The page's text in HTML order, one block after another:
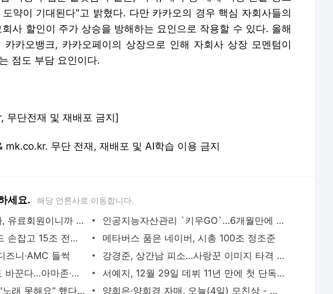
약이 기대된다"고 밝혔다. 다만 카카오의 경우 핵심 자회사들의
사 할인이 주가 상승을 방해하는 요인으로 작용할 수 있다. 올해
카카오뱅크, 카카오페이의 상장으로 인해 자회사 상장 모멘텀이
점도 부담 요인이다.
단전재 및 재배포 금지]
무단 전재, 재배포 및 AI학습 이용 금지
세요. 해당 언론사로 이동합니다.
코로나니까, 저렴하니까, 유료회원이니까 더 샀다 [자이앤트월드]
인공지능자산관리 `키우GO`…6개월만에 설계 10만건 돌풍
[단독] LS그룹, 사모펀드 손잡고 15조 전력장치 시장 공략
메타버스 품은 네이버, 시총 100조 정조준
니·AMC 들썩
강경준, 상간남 피소…사랑꾼 이미지 타격 [MK픽] - 스타투데이
AI가 실시간으로 가격도 바꾼다…아마존·우버 성공 뒤엔 ‘다이내믹 프라이싱’- 매경ECONOMY
서예지, 12월 29일 데뷔 11년 만에 첫 단독 팬미팅 개최 [공식] - MK스포츠
이찬원, 이태원 참사에 "노래 못해요" 했다가 봉변 당했다 - 스타투데이
양희은·양희경 자매, 오늘(4일) 모친상 - 스타투데이